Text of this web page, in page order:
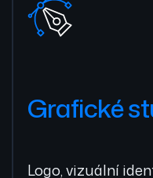
Grafické
Logo, vizuální